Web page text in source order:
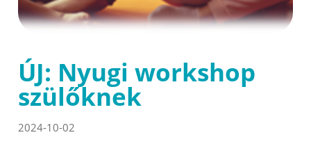
ÚJ: Nyugi workshop
szülőknek
2024-10-02